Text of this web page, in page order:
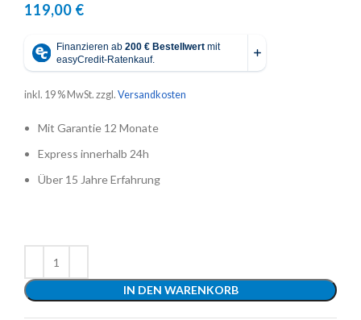
119,00 €
inkl. 19 % MwSt. zzgl. Versandkosten
Mit Garantie 12 Monate
Express innerhalb 24h
Über 15 Jahre Erfahrung
IN DEN WARENKORB